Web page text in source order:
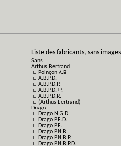
Liste des fabricants, sans images
Sans
Arthus Bertrand
∟ Poinçon A.B
∟ A.B.P.D.
∟ A.B.P.D.P.
∟ A.B.P.D.+P.
∟ A.B.P.D.R.
∟ (Arthus Bertrand)
Drago
∟ Drago N.G.D.
∟ Drago P.B.D.
∟ Drago P.B.
∟ Drago P.N.B.
∟ Drago P.N.B.P.
∟ Drago P.N.B.P.D.